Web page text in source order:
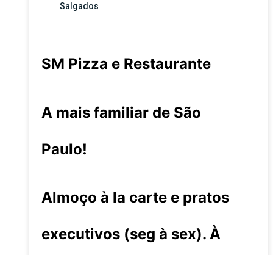
Salgados
SM Pizza e Restaurante
A mais familiar de São
Paulo!
Almoço à la carte e pratos
executivos (seg à sex). À